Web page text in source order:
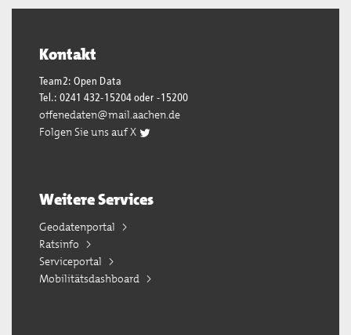
Kontakt
Team2: Open Data
Tel.: 0241 432-15204 oder -15200
offenedaten@mail.aachen.de
Folgen Sie uns auf X
Weitere Services
Geodatenportal
Ratsinfo
Serviceportal
Mobilitätsdashboard